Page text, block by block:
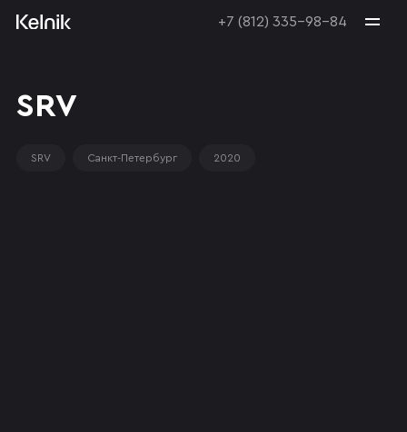
+7 (812) 335-98-84
SRV
SRV Санкт-Петербург 2020